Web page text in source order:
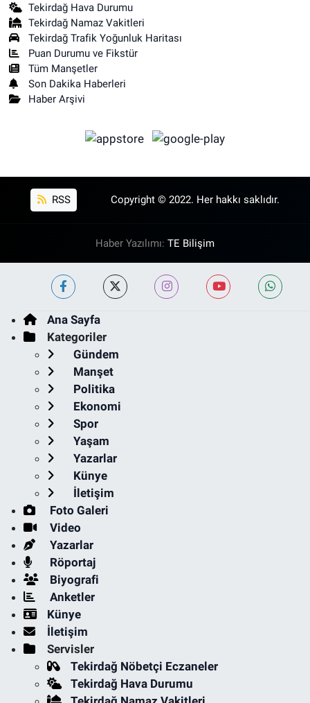
Tekirdağ Hava Durumu
Tekirdağ Namaz Vakitleri
Tekirdağ Trafik Yoğunluk Haritası
Puan Durumu ve Fikstür
Tüm Manşetler
Son Dakika Haberleri
Haber Arşivi
RSS Copyright © 2022. Her hakkı saklıdır.
Haber Yazılımı: TE Bilişim
Ana Sayfa
Kategoriler
Gündem
Manşet
Politika
Ekonomi
Spor
Yaşam
Yazarlar
Künye
İletişim
Foto Galeri
Video
Yazarlar
Röportaj
Biyografi
Anketler
Künye
İletişim
Servisler
Tekirdağ Nöbetçi Eczaneler
Tekirdağ Hava Durumu